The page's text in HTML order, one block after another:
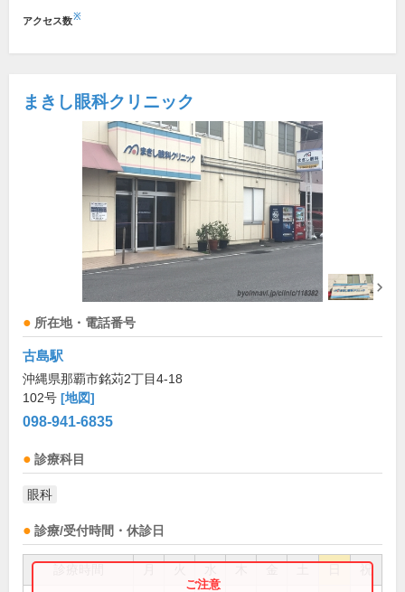
アクセス数※
まきし眼科クリニック
所在地・電話番号
古島駅
沖縄県那覇市銘苅2丁目4-18
102号 [地図]
098-941-6835
診療科目
眼科
診療/受付時間・休診日
祝